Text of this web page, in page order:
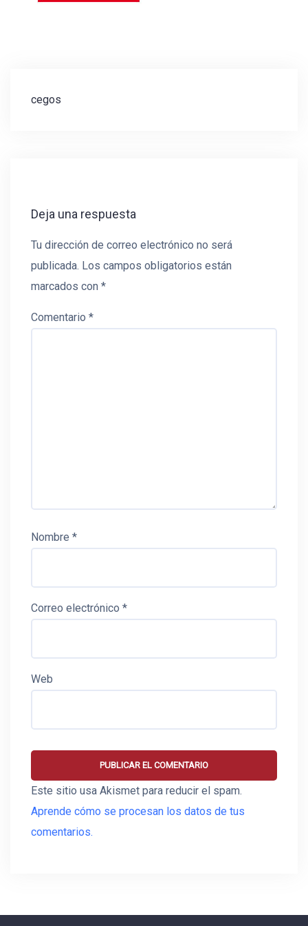
Navegación
cegos
Deja una respuesta
Tu dirección de correo electrónico no será
publicada. Los campos obligatorios están
marcados con *
Comentario *
Nombre *
Correo electrónico *
Web
Este sitio usa Akismet para reducir el spam.
Aprende cómo se procesan los datos de tus
comentarios.